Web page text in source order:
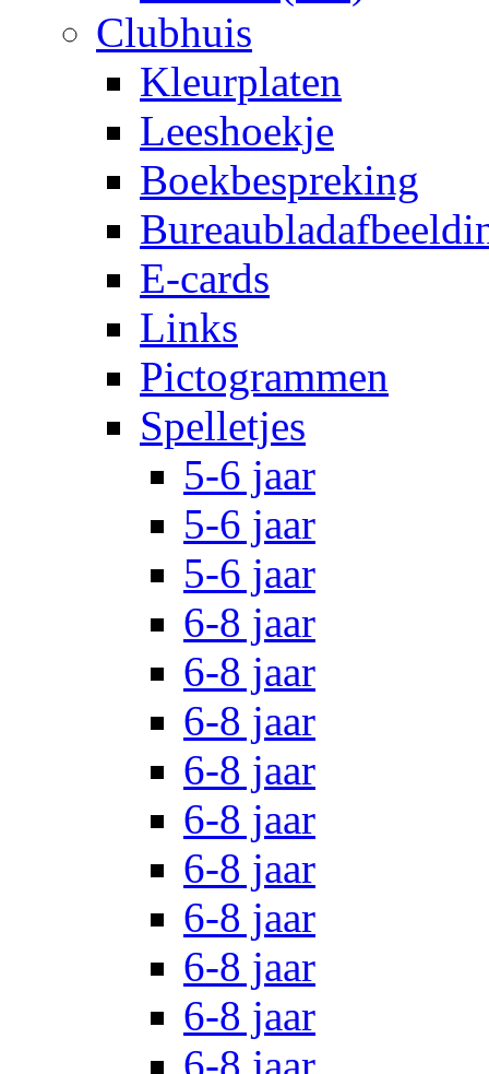
Clubhuis
Kleurplaten
Leeshoekje
Boekbespreking
E-cards
Links
Pictogrammen
Spelletjes
5-6 jaar
5-6 jaar
5-6 jaar
6-8 jaar
6-8 jaar
6-8 jaar
6-8 jaar
6-8 jaar
6-8 jaar
6-8 jaar
6-8 jaar
6-8 jaar